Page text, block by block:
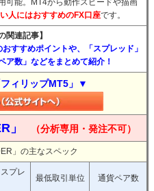
可能。MT4から動作スピードや描画
人にはおすすめのFX口座です。
関連記事】
すすめポイントや、「スプレッド」
ア数」などをまとめて紹介！
ィリップMT5」▼
」 （分析専用・発注不可）
」の主なスペック
プレ
最低取引単位 通貨ペア数